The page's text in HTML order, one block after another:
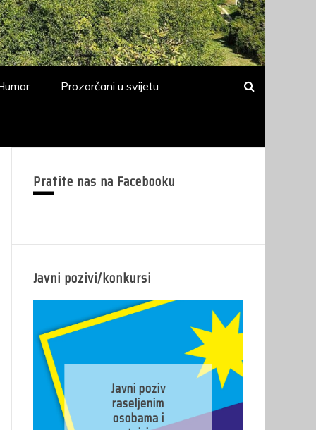
Prozorčani u svijetu
Pratite nas na Facebooku
Javni pozivi/konkursi
Javni poziv
raseljenim
osobama i